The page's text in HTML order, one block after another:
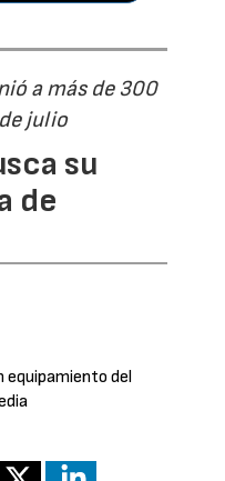
a más de 300
julio
su
de
equipamiento del